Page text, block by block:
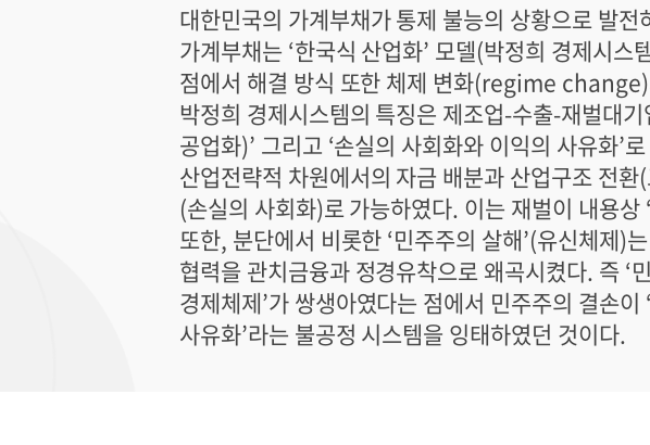
대한민국의 가계부채가 통제 불능의 상황으로 발
가계부채는 ‘한국식 산업화’ 모델(박정희 경제시스
점에서 해결 방식 또한 체제 변화(regime
박정희 경제시스템의 특징은 제조업-수출-재벌대
공업화)’ 그리고 ‘손실의 사회화와 이익의 사유화’
산업전략적 차원에서의 자금 배분과 산업구조 전
(손실의 사회화)로 가능하였다. 이는 재벌이 내용상
또한, 분단에서 비롯한 ‘민주주의 살해’(유신체제)
협력을 관치금융과 정경유착으로 왜곡시켰다. 즉 ‘
경제체제’가 쌍생아였다는 점에서 민주주의 결손이
사유화’라는 불공정 시스템을 잉태하였던 것이다.